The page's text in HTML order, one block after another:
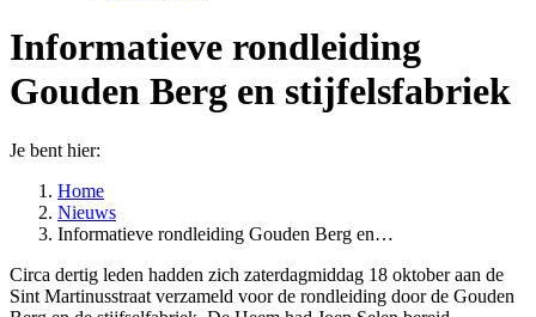
Informatieve rondleiding
Gouden Berg en stijfelsfabriek
Je bent hier:
Home
Nieuws
Informatieve rondleiding Gouden Berg en…
Circa dertig leden hadden zich zaterdagmiddag 18 oktober aan de
Sint Martinusstraat verzameld voor de rondleiding door de Gouden